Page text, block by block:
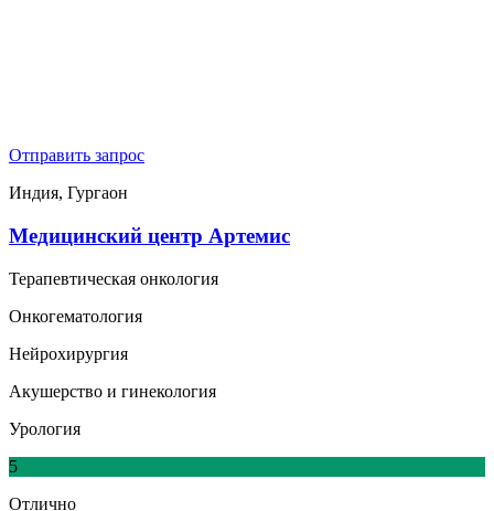
Отправить запрос
Индия, Гургаон
Медицинский центр Артемис
Терапевтическая онкология
Онкогематология
Нейрохирургия
Акушерство и гинекология
Урология
5
Отлично